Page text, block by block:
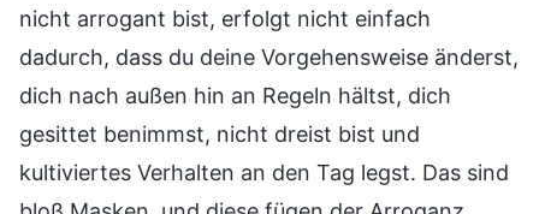
nicht arrogant bist, erfolgt nicht einfach
dadurch, dass du deine Vorgehensweise änderst,
dich nach außen hin an Regeln hältst, dich
gesittet benimmst, nicht dreist bist und
kultiviertes Verhalten an den Tag legst. Das sind